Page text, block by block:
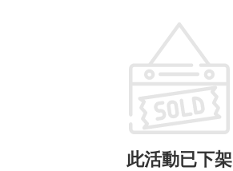
此活動已下架